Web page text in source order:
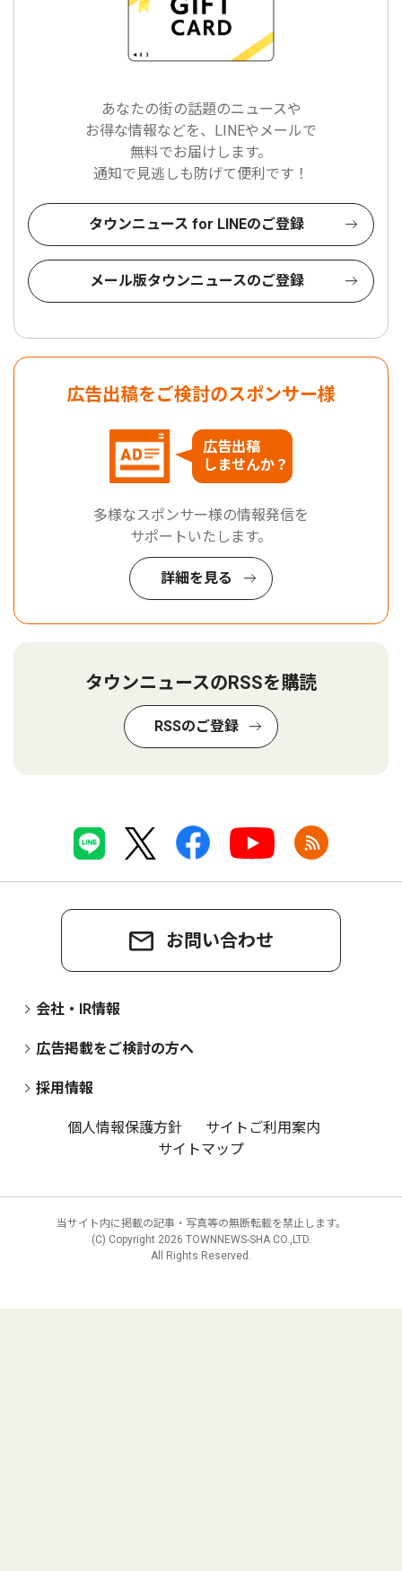
あなたの街の話題のニュースや
お得な情報などを、LINEやメールで
無料でお届けします。
通知で見逃しも防げて便利です！
タウンニュース for LINEのご登録
メール版タウンニュースのご登録
広告出稿をご検討のスポンサー様
広告出稿
しませんか？
多様なスポンサー様の情報発信を
サポートいたします。
詳細を見る
タウンニュースのRSSを購読
RSSのご登録
お問い合わせ
会社・IR情報
広告掲載をご検討の方へ
採用情報
個人情報保護方針
サイトご利用案内
サイトマップ
当サイト内に掲載の記事・写真等の無断転載を禁止します。
(C) Copyright 2026 TOWNNEWS-SHA CO.,LTD.
All Rights Reserved.